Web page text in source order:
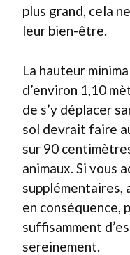
plus grand, cela
leur bien-être.
La hauteur
d’environ 1,10
de s’y déplacer
sol devrait faire
sur 90
animaux. Si vous
supplémentaires,
en conséquence,
suffisamment
sereinement.